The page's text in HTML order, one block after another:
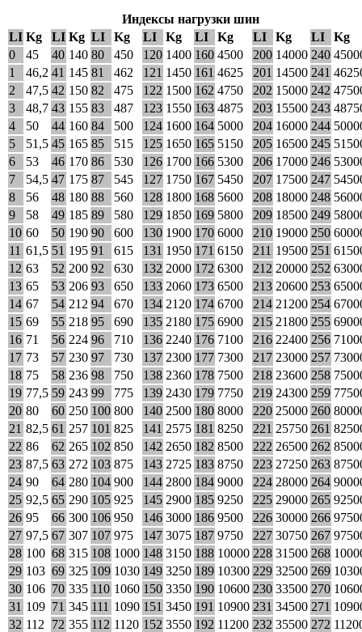
Индексы нагрузки шин
LI Kg LI Kg LI Kg LI Kg LI Kg LI Kg LI
Kg
0
45 40 140 80 450 120 1400 160 4500 200 14000 240
1
46,2 41 145 81 462 121 1450 161 4625 201 14500 241
2
47,5 42 150 82 475 122 1500 162 4750 202 15000 242
3
48,7 43 155 83 487 123 1550 163 4875 203 15500 243
4
50 44 160 84 500 124 1600 164 5000 204 16000 244
5
51,5 45 165 85 515 125 1650 165 5150 205 16500 245
6
53 46 170 86 530 126 1700 166 5300 206 17000 246
7
54,5 47 175 87 545 127 1750 167 5450 207 17500 247
8
56 48 180 88 560 128 1800 168 5600 208 18000 248
9
58 49 185 89 580 129 1850 169 5800 209 18500 249
10 60 50 190 90 600 130 1900 170 6000 210 19000 250
11 61,5 51 195 91 615 131 1950 171 6150 211 19500 251
12 63 52 200 92 630 132 2000 172 6300 212 20000 252
13 65 53 206 93 650 133 2060 173 6500 213 20600 253
14 67 54 212 94 670 134 2120 174 6700 214 21200 254
15 69 55 218 95 690 135 2180 175 6900 215 21800 255
16 71 56 224 96 710 136 2240 176 7100 216 22400 256
17 73 57 230 97 730 137 2300 177 7300 217 23000 257
18 75 58 236 98 750 138 2360 178 7500 218 23600 258
19 77,5 59 243 99 775 139 2430 179 7750 219 24300 259
20 80 60 250 100 800 140 2500 180 8000 220 25000 260
21 82,5 61 257 101 825 141 2575 181 8250 221 25750 261
22 86 62 265 102 850 142 2650 182 8500 222 26500 262
23 87,5 63 272 103 875 143 2725 183 8750 223 27250 263
24 90 64 280 104 900 144 2800 184 9000 224 28000 264
25 92,5 65 290 105 925 145 2900 185 9250 225 29000 265
26 95 66 300 106 950 146 3000 186 9500 226 30000 266
27 97,5 67 307 107 975 147 3075 187 9750 227 30750 267
28 100 68 315 108 1000 148 3150 188 10000 228 31500 268
29 103 69 325 109 1030 149 3250 189 10300 229 32500 269
30 106 70 335 110 1060 150 3350 190 10600 230 33500 270
31 109 71 345 111 1090 151 3450 191 10900 231 34500 271
32 112 72 355 112 1120 152 3550 192 11200 232 35500 272